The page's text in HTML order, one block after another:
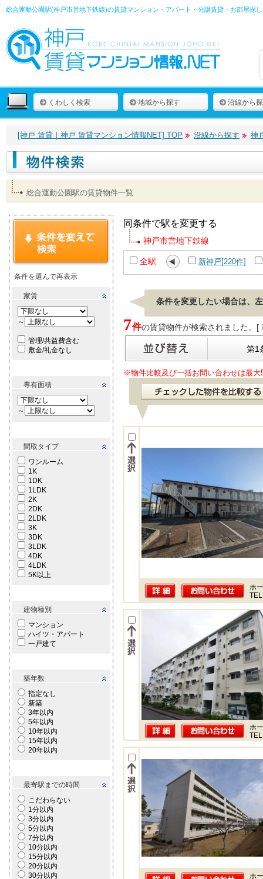
総合運動公園駅(神戸市営地下鉄線)の賃貸マンション・アパート・分譲賃貸・お部屋探
くわしく検索 地域から探す 沿線から
[神戸 賃貸｜神戸 賃貸マンション情報NET] TOP 沿線から探す 神
総合運動公園駅の賃貸物件一覧
条件を選んで再表示
家賃
～
管理/共益費含む
敷金/礼金なし
専有面積
～
間取タイプ
ワンルーム
1K
1DK
1LDK
2K
2DK
2LDK
3K
3DK
3LDK
4DK
4LDK
5K以上
建物種別
マンション
ハイツ・アパート
一戸建て
築年数
指定なし
新築
3年以内
5年以内
10年以内
15年以内
20年以内
最寄駅までの時間
こだわらない
1分以内
3分以内
5分以内
7分以内
10分以内
15分以内
20分以内
30分以内
同条件で駅を変更する
神戸市営地下鉄線
全駅 新神戸[220件]
条件を変更したい場合は、
7件の賃貸物件が検索されました。[
第1
※物件比較及び一括お問い合わせは最大
ホ
ホ
ホ